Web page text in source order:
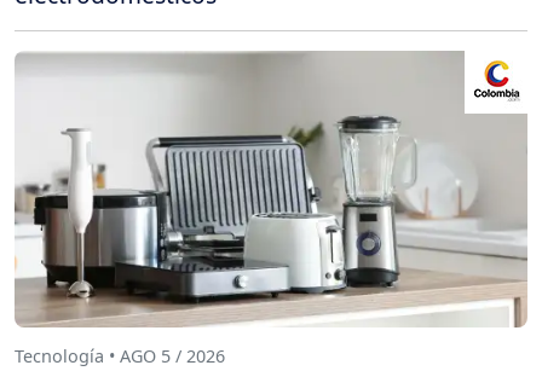
Tecnología • AGO 5 / 2026